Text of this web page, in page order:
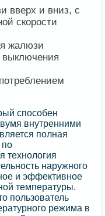
вверх и вниз, с
скорости
жалюзи
способен
внутренними
полная
по
технология
наружного
и эффективное
температуры.
пользователь
режима в